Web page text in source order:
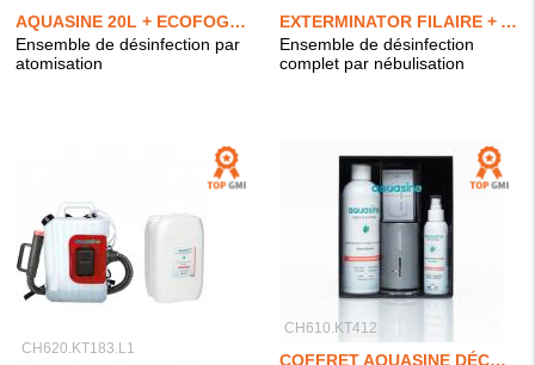
AQUASINE 20L + ECOFOGGER
Ensemble de désinfection par
atomisation
EXTERMINATOR FILAIRE + AQUASINE PRO 20L
Ensemble de désinfection
complet par nébulisation
CH620.KT183.L1
CH610.KT412
COFFRET AQUASINE DÉCOUVERTE